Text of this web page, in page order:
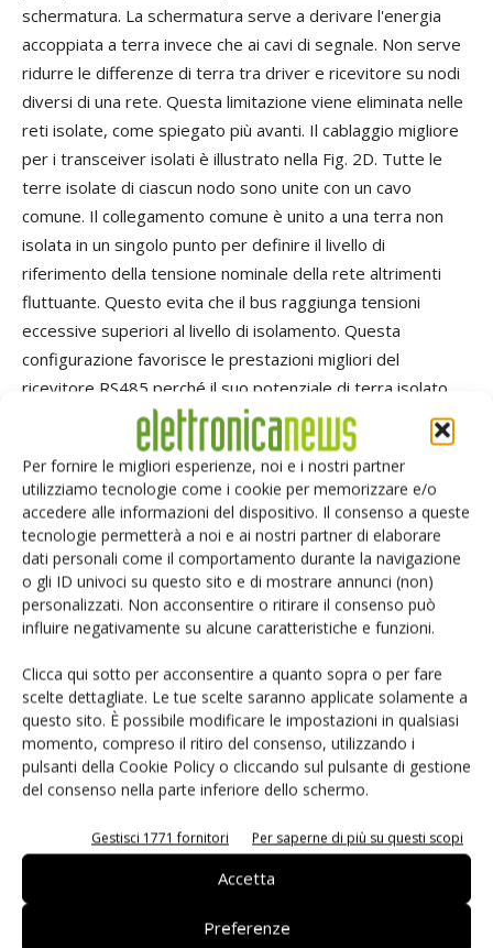
Per fornire le migliori esperienze, noi e i nostri partner
utilizziamo tecnologie come i cookie per memorizzare e/o
accedere alle informazioni del dispositivo. Il consenso a queste
tecnologie permetterà a noi e ai nostri partner di elaborare
dati personali come il comportamento durante la navigazione
o gli ID univoci su questo sito e di mostrare annunci (non)
personalizzati. Non acconsentire o ritirare il consenso può
influire negativamente su alcune caratteristiche e funzioni.
Clicca qui sotto per acconsentire a quanto sopra o per fare
scelte dettagliate. Le tue scelte saranno applicate solamente a
questo sito. È possibile modificare le impostazioni in qualsiasi
momento, compreso il ritiro del consenso, utilizzando i
pulsanti della Cookie Policy o cliccando sul pulsante di gestione
del consenso nella parte inferiore dello schermo.
Gestisci 1771 fornitori Per saperne di più su questi scopi
Accetta
Preferenze
schermatura. La schermatura serve a derivare l'energia
accoppiata a terra invece che ai cavi di segnale. Non serve
ridurre le differenze di terra tra driver e ricevitore su nodi
diversi di una rete. Questa limitazione viene eliminata nelle
reti isolate, come spiegato più avanti. Il cablaggio migliore
per i transceiver isolati è illustrato nella Fig. 2D. Tutte le
terre isolate di ciascun nodo sono unite con un cavo
comune. Il collegamento comune è unito a una terra non
isolata in un singolo punto per definire il livello di
riferimento della tensione nominale della rete altrimenti
fluttuante. Questo evita che il bus raggiunga tensioni
eccessive superiori al livello di isolamento. Questa
configurazione favorisce le prestazioni migliori del
ricevitore RS485 perché il suo potenziale di terra isolato
segue il modo comune dei segnali di ingresso e viene
assorbito nella barriera di isolamento. Poiché la terra del
ricevitore si muove con i segnali, il ricevitore non subisce i
transienti di tensione di modo comune. La reiezione dei
transienti e del modo comune viene eseguita dai circuiti
che trasferiscono per via digitale dati codificati nella
barriera di isolamento. Nell'LTM2881 l'isolamento digitale
usa segnali induttivi differenziali e la codifica per trasferire i
dati. L'LTM2881 può rigettare slew rate dei transienti
maggiori di 30kV/μs, ad esempio una variazione di 800V
nella tensione di barriera in soli 27ns, senza perdere dati.
La Fig. 2D mostra una schermatura separata, unita in un
punto alla terra per shuntare il rumore accoppiato. Alcuni
sistemi però non hanno né la schermatura, né cavi di
consiste nel collegare la schermatura al terminale comune
di ogni transceiver isolato e poi collegarlo alla massa di
terra in un singolo punto. Se l'immunità RF rimane un
problema, un condensatore ad alta frequenza e alta